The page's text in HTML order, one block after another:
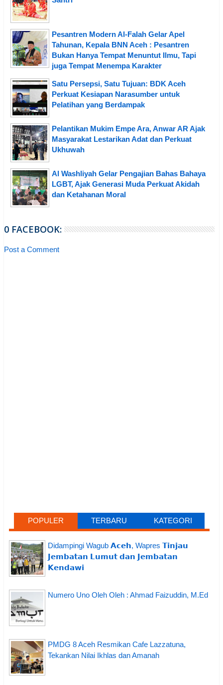
Pesantren Modern Al-Falah Gelar Apel
Tahunan, Kepala BNN Aceh : Pesantren
Bukan Hanya Tempat Menuntut Ilmu, Tapi
juga Tempat Menempa Karakter
Satu Persepsi, Satu Tujuan: BDK Aceh
Perkuat Kesiapan Narasumber untuk
Pelatihan yang Berdampak
Pelantikan Mukim Empe Ara, Anwar AR Ajak
Masyarakat Lestarikan Adat dan Perkuat
Ukhuwah
Al Washliyah Gelar Pengajian Bahas Bahaya
LGBT, Ajak Generasi Muda Perkuat Akidah
dan Ketahanan Moral
0 FACEBOOK:
Post a Comment
POPULER TERBARU KATEGORI
Didampingi Wagub 𝗔𝗰𝗲𝗵, Wapres 𝗧𝗶𝗻𝗷𝗮𝘂
𝗝𝗲𝗺𝗯𝗮𝘁𝗮𝗻 𝗟𝘂𝗺𝘂𝘁 𝗱𝗮𝗻 𝗝𝗲𝗺𝗯𝗮𝘁𝗮𝗻
𝗞𝗲𝗻𝗱𝗮𝘄𝗶
Numero Uno Oleh Oleh : Ahmad Faizuddin, M.Ed
PMDG 8 Aceh Resmikan Cafe Lazzatuna,
Tekankan Nilai Ikhlas dan Amanah